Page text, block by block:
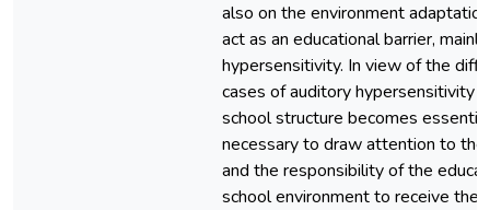
also on the environment
act as an educational barrier,
hypersensitivity. In view of the
cases of auditory hypersensitivity
school structure becomes
necessary to draw attention to
and the responsibility of the
school environment to receive the